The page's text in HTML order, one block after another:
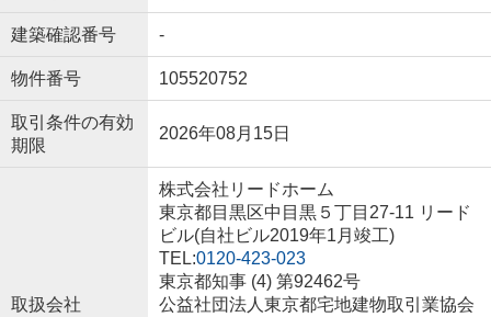
建築確認番号 -
物件番号 105520752
取引条件の有効
期限
2026年08月15日
取扱会社
株式会社リードホーム
東京都目黒区中目黒５丁目27-11 リード
ビル(自社ビル2019年1月竣工)
TEL:0120-423-023
東京都知事 (4) 第92462号
公益社団法人東京都宅地建物取引業協会